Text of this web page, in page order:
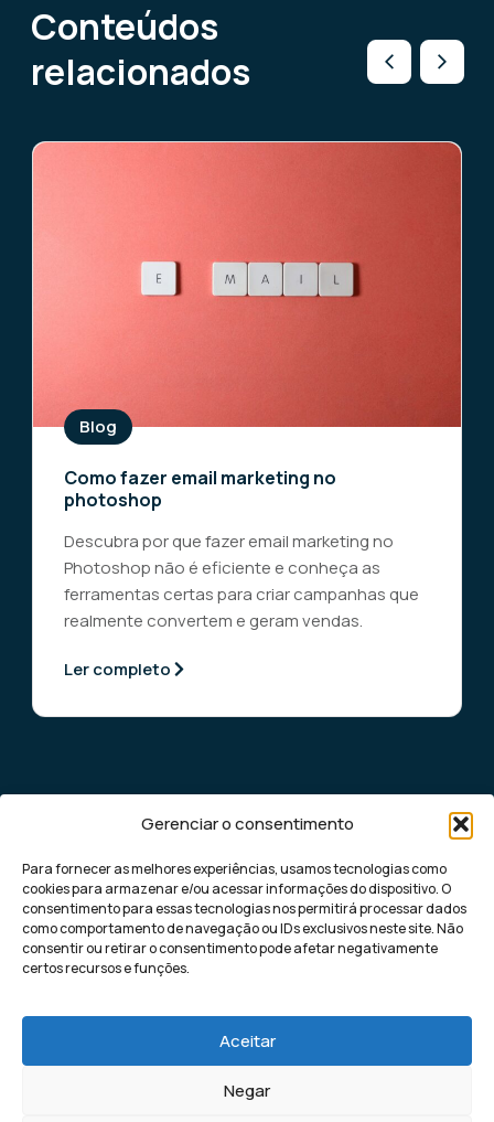
Gerenciar o consentimento
Para fornecer as melhores experiências, usamos tecnologias como
cookies para armazenar e/ou acessar informações do dispositivo. O
consentimento para essas tecnologias nos permitirá processar dados
como comportamento de navegação ou IDs exclusivos neste site. Não
consentir ou retirar o consentimento pode afetar negativamente
certos recursos e funções.
Aceitar
Negar
Conteúdos
relacionados
Blog
Como fazer email marketing no
photoshop
Descubra por que fazer email marketing no
Photoshop não é eficiente e conheça as
ferramentas certas para criar campanhas que
realmente convertem e geram vendas.
Ler completo
Democratizando o marketing digital de
performance para pequenas e médias
para gerar leads altamente qualificados.